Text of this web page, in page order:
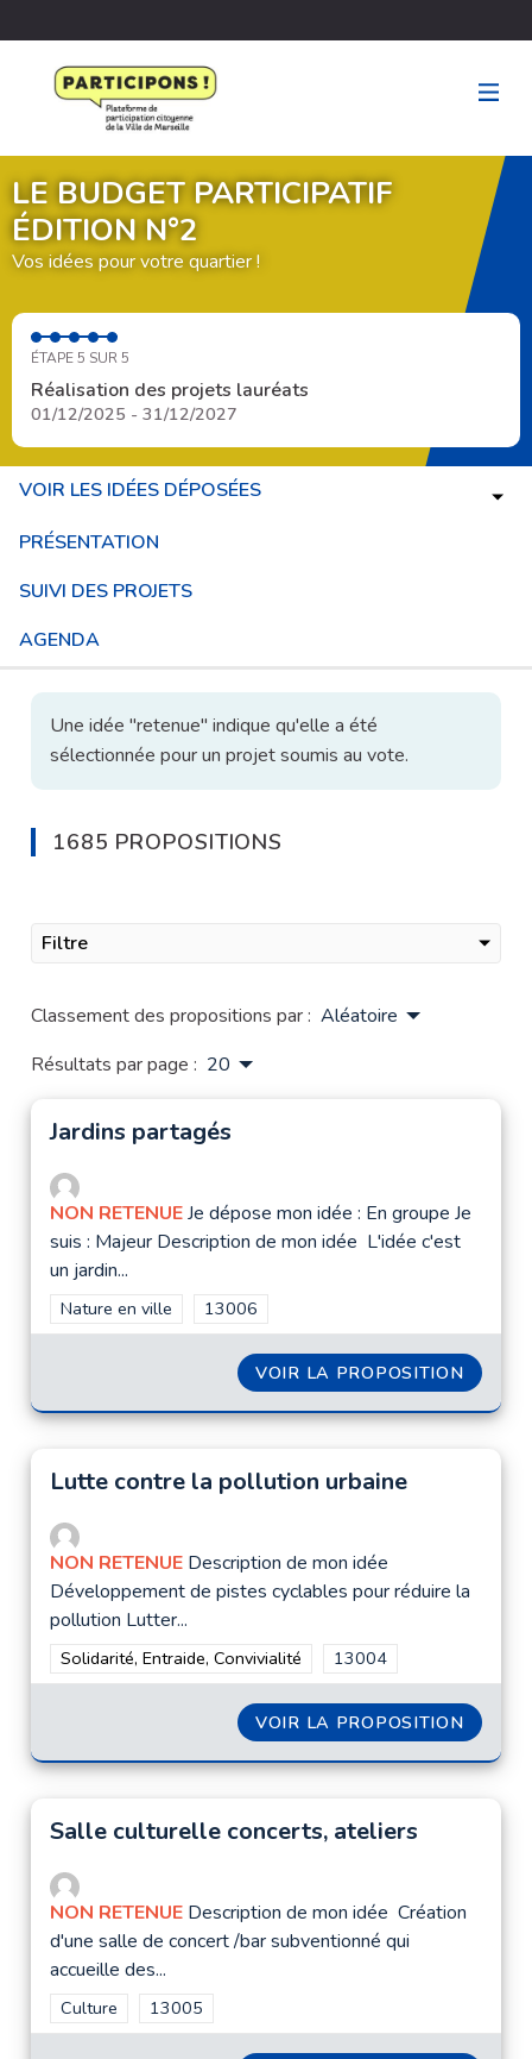
LE BUDGET PARTICIPATIF
ÉDITION N°2
Vos idées pour votre quartier !
ÉTAPE 5 SUR 5
Réalisation des projets lauréats
01/12/2025 - 31/12/2027
VOIR LES IDÉES DÉPOSÉES
PRÉSENTATION
SUIVI DES PROJETS
AGENDA
Une idée "retenue" indique qu'elle a été
sélectionnée pour un projet soumis au vote.
1685 PROPOSITIONS
Filtre
Classement des propositions par : Aléatoire
Résultats par page : 20
Jardins partagés
NON RETENUEJe dépose mon idée : En groupe Je
suis : Majeur Description de mon idée L'idée c'est
un jardin...
Filtrer les résultats de la catégorie : Nature en ville
Nature en ville Filtrer les résultats pour le secteur :
13006
VOIR LA PROPOSITION
Lutte contre la pollution urbaine
NON RETENUE Description de mon idée
Développement de pistes cyclables pour réduire la
pollution Lutter...
Filtrer les résultats de la catégorie : Solidarité, Entraide,
Solidarité, Entraide, Convivialité Filtrer les résultats pour
13004
VOIR LA PROPOSITION
Salle culturelle concerts, ateliers
NON RETENUE Description de mon idée Création
d'une salle de concert /bar subventionné qui
accueille des...
Filtrer les résultats de la catégorie : Culture
Culture Filtrer les résultats pour le secteur : 13005
13005